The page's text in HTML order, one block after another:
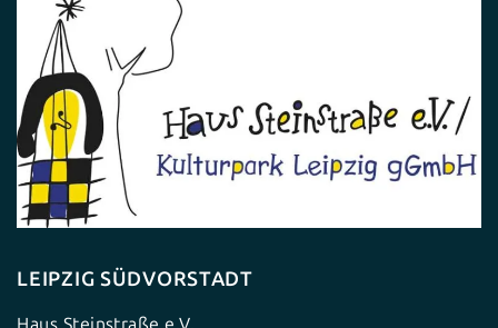
LEIPZIG SÜDVORSTADT